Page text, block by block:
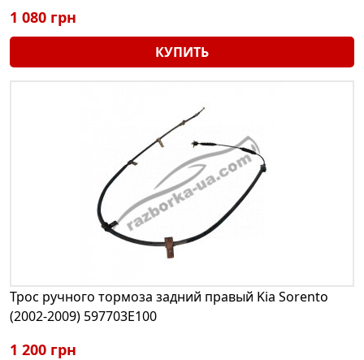
1 080 грн
КУПИТЬ
Трос ручного тормоза задний правый Kia Sorento
(2002-2009) 597703E100
1 200 грн